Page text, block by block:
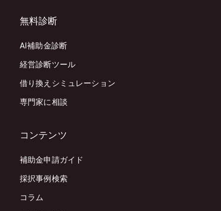
無料診断
AI補助金診断
経営診断ツール
借り換えシミュレーション
専門家に相談
コンテンツ
補助金申請ガイド
採択事例検索
コラム